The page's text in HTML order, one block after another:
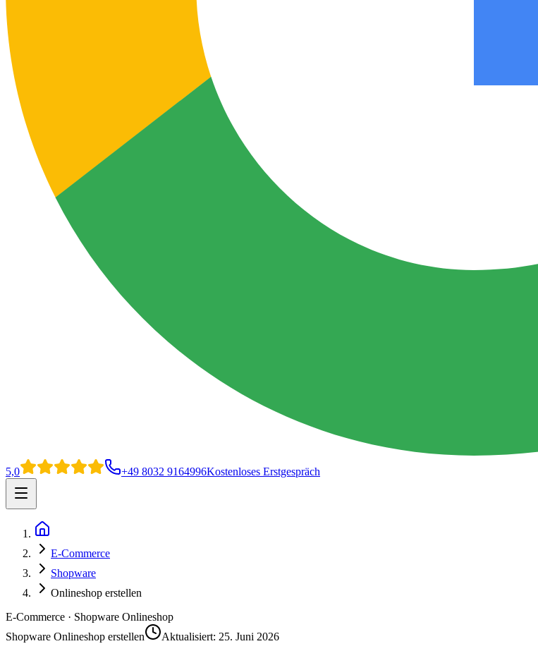
5,0 +49 8032 9164996Kostenloses Erstgespräch
Open main menu
E-Commerce
Shopware
Onlineshop erstellen
E-Commerce · Shopware Onlineshop
Shopware Onlineshop erstellen
Aktualisiert: 25. Juni 2026